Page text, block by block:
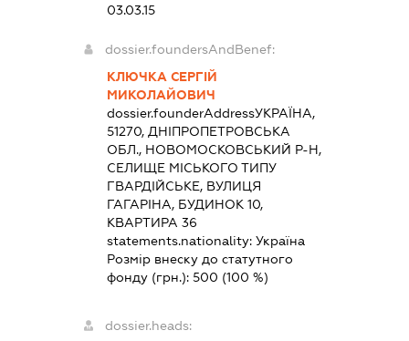
03.03.15
dossier.foundersAndBenef:
КЛЮЧКА СЕРГІЙ
МИКОЛАЙОВИЧ
dossier.founderAddressУКРАЇНА,
51270, ДНІПРОПЕТРОВСЬКА
ОБЛ., НОВОМОСКОВСЬКИЙ Р-Н,
СЕЛИЩЕ МІСЬКОГО ТИПУ
ГВАРДІЙСЬКЕ, ВУЛИЦЯ
ГАГАРІНА, БУДИНОК 10,
КВАРТИРА 36
statements.nationality: Україна
Розмір внеску до статутного
фонду (грн.): 500 (100 %)
dossier.heads: